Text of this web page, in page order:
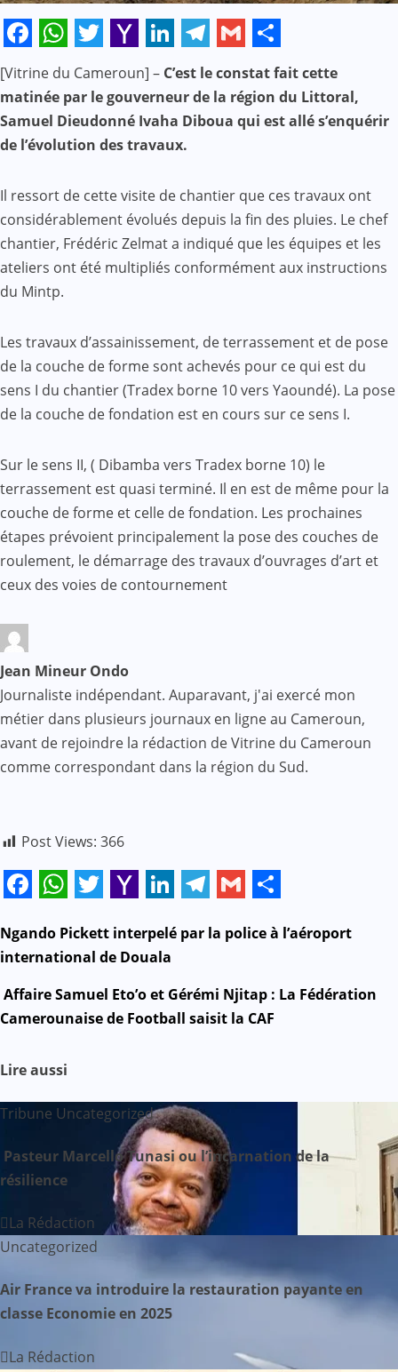
Facebook
WhatsApp
Twitter
Yahoo
Mail
LinkedIn
Telegram
Gmail
Share
[Vitrine du Cameroun] – C’est le constat fait cette
matinée par le gouverneur de la région du Littoral,
Samuel Dieudonné Ivaha Diboua qui est allé s’enquérir
de l’évolution des travaux.
Il ressort de cette visite de chantier que ces travaux ont
considérablement évolués depuis la fin des pluies. Le chef
chantier, Frédéric Zelmat a indiqué que les équipes et les
ateliers ont été multipliés conformément aux instructions
du Mintp.
Les travaux d’assainissement, de terrassement et de pose
de la couche de forme sont achevés pour ce qui est du
sens I du chantier (Tradex borne 10 vers Yaoundé). La pose
de la couche de fondation est en cours sur ce sens I.
Sur le sens II, ( Dibamba vers Tradex borne 10) le
terrassement est quasi terminé. Il en est de même pour la
couche de forme et celle de fondation. Les prochaines
étapes prévoient principalement la pose des couches de
roulement, le démarrage des travaux d’ouvrages d’art et
ceux des voies de contournement
Jean Mineur Ondo
Journaliste indépendant. Auparavant, j'ai exercé mon
métier dans plusieurs journaux en ligne au Cameroun,
avant de rejoindre la rédaction de Vitrine du Cameroun
comme correspondant dans la région du Sud.
Post Views: 366
Mail
N
v
a
t
o
n
d
e
Ngando Pickett interpelé par la police à l’aéroport
international de Douala
Affaire Samuel Eto’o et Gérémi Njitap : La Fédération
Camerounaise de Football saisit la CAF
Lire aussi
Tribune Uncategorized
Pasteur Marcello Tunasi ou l’incarnation de la
résilience
La Rédaction
Uncategorized
Air France va introduire la restauration payante en
classe Economie en 2025
La Rédaction